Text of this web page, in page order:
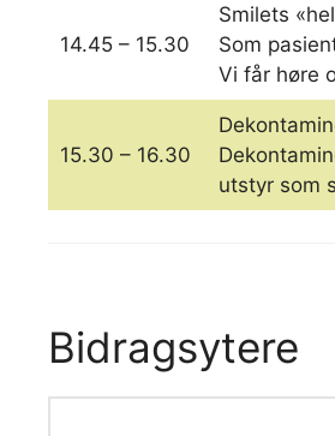
14.45 – 15.30
Smilets
Som
Vi får høre
15.30 – 16.30
utstyr som
Bidragsytere